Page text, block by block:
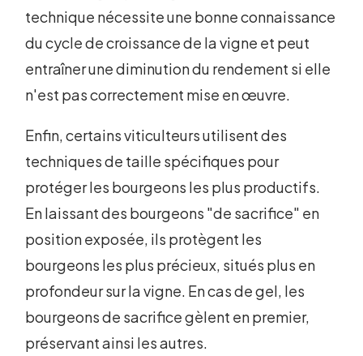
technique nécessite une bonne connaissance
du cycle de croissance de la vigne et peut
entraîner une diminution du rendement si elle
n'est pas correctement mise en œuvre.
Enfin, certains viticulteurs utilisent des
techniques de taille spécifiques pour
protéger les bourgeons les plus productifs.
En laissant des bourgeons "de sacrifice" en
position exposée, ils protègent les
bourgeons les plus précieux, situés plus en
profondeur sur la vigne. En cas de gel, les
bourgeons de sacrifice gèlent en premier,
préservant ainsi les autres.